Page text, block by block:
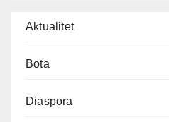
Aktualitet
Bota
Diaspora